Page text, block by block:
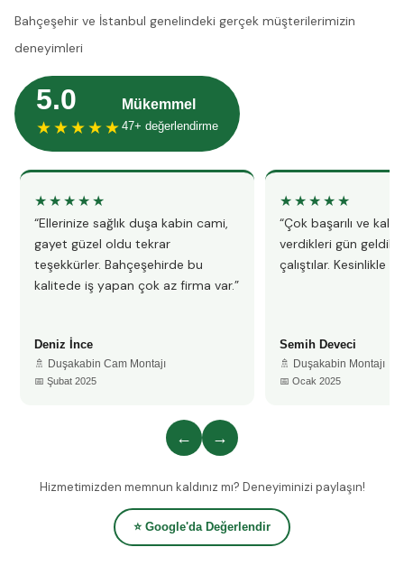
Bahçeşehir ve İstanbul genelindeki gerçek müşterilerimizin
deneyimleri
5.0
★★★★★
Mükemmel
47+ değerlendirme
★★★★★
“Ellerinize sağlık duşa kabin cami,
gayet güzel oldu tekrar
teşekkürler. Bahçeşehirde bu
kalitede iş yapan çok az firma var.”
Deniz İnce
🚿 Duşakabin Cam Montajı
📅 Şubat 2025
★★★★★
“Çok başarılı ve
verdikleri gün
çalıştılar. Kesinlikle
Semih Deveci
🚿 Duşakabin Montajı
📅 Ocak 2025
← →
Hizmetimizden memnun kaldınız mı? Deneyiminizi paylaşın!
⭐ Google'da Değerlendir